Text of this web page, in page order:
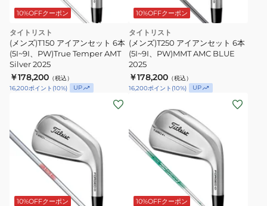
10%OFFクーポン
タイトリスト
(メンズ)T150 アイアンセット 6本
(5I~9I、PW)True Temper AMT
Silver 2025
￥178,200 （税込）
16,200ポイント (10%) UP
10%OFFクーポン
タイトリスト
(メンズ)T250 アイアンセット 6本
(5I~9I、PW)MMT AMC BLUE
2025
￥178,200 （税込）
16,200ポイント (10%) UP
10%OFFクーポン 10%OFFクーポン